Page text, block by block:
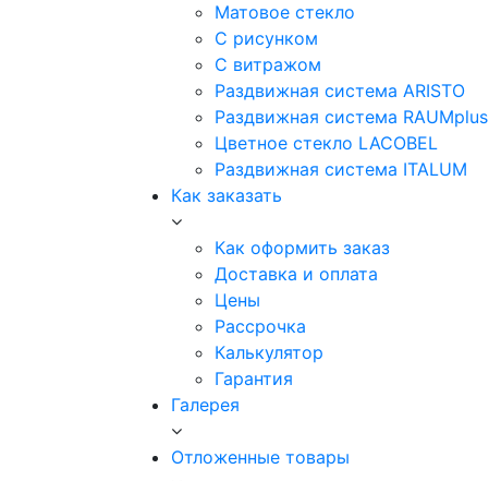
Матовое стекло
C рисунком
C витражом
Раздвижная система ARISTO
Раздвижная система RAUMplus
Цветное стекло LACOBEL
Раздвижная система ITALUM
Как заказать
Как оформить заказ
Доставка и оплата
Цены
Рассрочка
Калькулятор
Гарантия
Галерея
Отложенные товары